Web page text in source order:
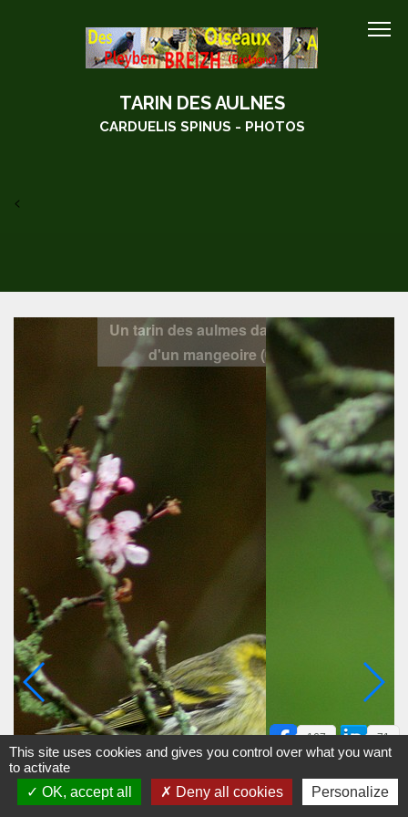
TARIN DES AULNES
CARDUELIS SPINUS - PHOTOS
<
167 71
Un tarin des aulmes dans un arbre près
d'un mangeoire (08/02/2013)
This site uses cookies and gives you control over what you want
to activate
OK, accept all
Deny all cookies Personalize